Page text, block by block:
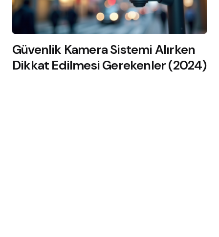
Güvenlik Kamera Sistemi Alırken
Dikkat Edilmesi Gerekenler (2024)